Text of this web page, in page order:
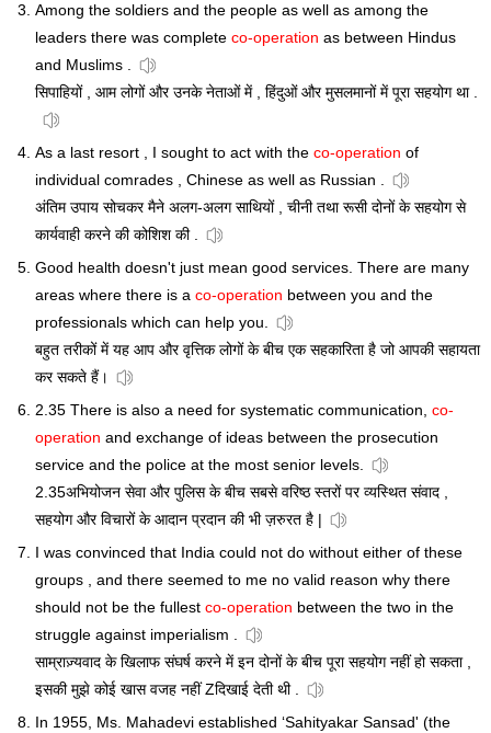
Among the soldiers and the people as well as among the
leaders there was complete co-operation as between Hindus
and Muslims .
सिपाहियों , आम लोगों और उनके नेताओं में , हिंदुओं और मुसलमानों में पूरा सहयोग था .
As a last resort , I sought to act with the co-operation of
individual comrades , Chinese as well as Russian .
अंतिम उपाय सोचकर मैने अलग-अलग साथियों , चीनी तथा रूसी दोनों के सहयोग से
कार्यवाही करने की कोशिश की .
Good health doesn't just mean good services. There are many
areas where there is a co-operation between you and the
professionals which can help you.
बहुत तरीकों में यह आप और वृत्तिक लोगों के बीच एक सहकारिता है जो आपकी सहायता
कर सकते हैं।
2.35 There is also a need for systematic communication, co-
operation and exchange of ideas between the prosecution
service and the police at the most senior levels.
2.35अभियोजन सेवा और पुलिस के बीच सबसे वरिष्ठ स्तरों पर व्यस्थित संवाद ,
सहयोग और विचारों के आदान प्रदान की भी ज़रुरत है |
I was convinced that India could not do without either of these
groups , and there seemed to me no valid reason why there
should not be the fullest co-operation between the two in the
struggle against imperialism .
साम्राज़्यवाद के खिलाफ संघर्ष करने में इन दोनों के बीच पूरा सहयोग नहीं हो सकता ,
इसकी मुझे कोई खास वजह नहीं Zदिखाई देती थी .
In 1955, Ms. Mahadevi established ‘Sahityakar Sansad' (the